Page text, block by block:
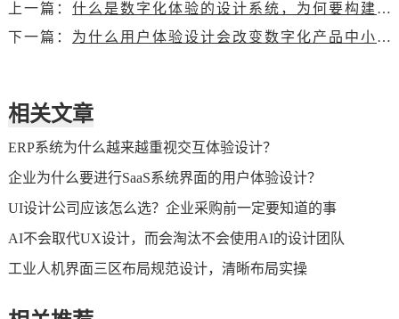
上一篇：
什么是数字化体验的设计系统，为何要构建设计系统？
下一篇：
为什么用户体验设计会改变数字化产品中小游戏游的设计机制
相关文章
ERP系统为什么越来越重视交互体验设计？
企业为什么要进行SaaS系统界面的用户体验设计？
UI设计公司应该怎么选？企业采购前一定要知道的事
AI不会取代UX设计，而会淘汰不会使用AI的设计团队
工业人机界面三区布局规范设计，清晰布局实操